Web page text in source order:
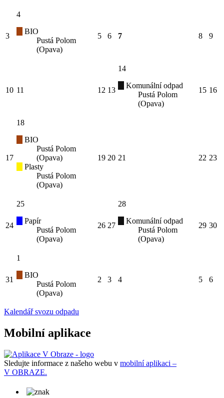
3
4
BIO
Pustá Polom
(Opava)
5 6 7 8 9
10 11 12 13
14
Komunální odpad
Pustá Polom
(Opava)
15 16
17
18
BIO
Pustá Polom
(Opava)
Plasty
Pustá Polom
(Opava)
19 20 21 22 23
24
25
Papír
Pustá Polom
(Opava)
26 27
28
Komunální odpad
Pustá Polom
(Opava)
29 30
31
1
BIO
Pustá Polom
(Opava)
2 3 4 5 6
Kalendář svozu odpadu
Mobilní aplikace
Sledujte informace z našeho webu v mobilní aplikaci –
V OBRAZE.